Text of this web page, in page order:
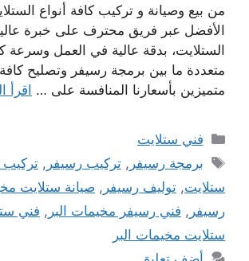
من بيع وصيانة و تركيب كافة أنواع
الأفضل عبر فريق محترف على خبرة
الستلايت، بدقة عالية في العمل وسرعة
متعددة ما بين برمجة رسيفر وتصليح
متميزين بأسعارنا المنافسة على … اقرأ
التصنيفات
فني ستلايت
الوسوم
برمجة رسيفر ,تركيب رسيفر ,تركيب
ستلايت, توليف رسيفر , صيانة ستلايت
رسيفر , فني رسيفر مخيمات البر , فني
ستلايت مخيمات البر